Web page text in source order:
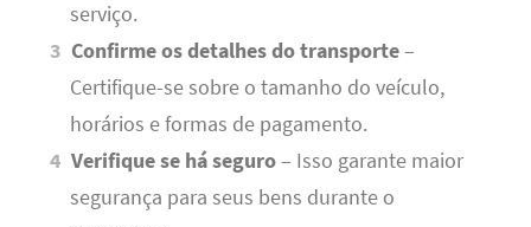
serviço.
Confirme os detalhes do transporte–
Certifique-se sobre o tamanho do veículo,
horários e formas de pagamento.
Verifique se há seguro– Isso garante maior
segurança para seus bens durante o